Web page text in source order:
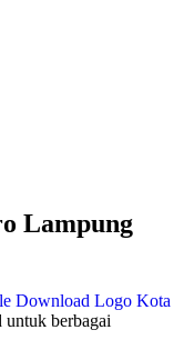
Lampung
Download Logo Kota
berbagai